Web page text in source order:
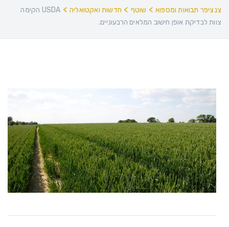
צנציפר תבואות ומספוא > שוטף > חדשות ואקטואליה >
USDA הקימה
צוות לבדיקת אופן חישוב המלאים הרבעוניים.